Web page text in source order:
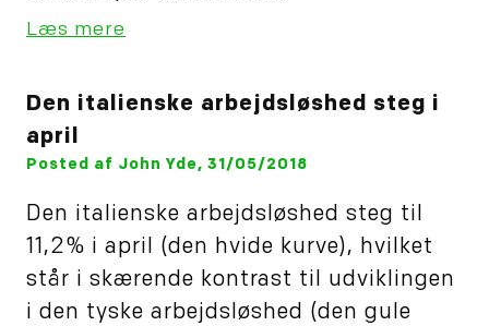
Læs mere
Den italienske arbejdsløshed steg i
april
Posted af John Yde, 31/05/2018
Den italienske arbejdsløshed steg til
11,2% i april (den hvide kurve), hvilket
står i skærende kontrast til udviklingen
i den tyske arbejdsløshed (den gule